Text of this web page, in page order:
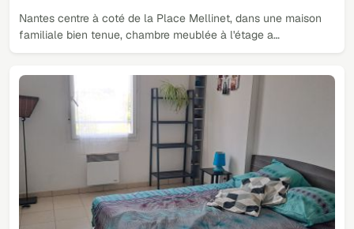
Nantes centre à coté de la Place Mellinet, dans une maison
familiale bien tenue, chambre meublée à l'étage a…